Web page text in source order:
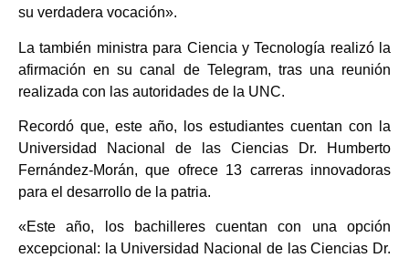
su verdadera vocación».
La también ministra para Ciencia y Tecnología realizó la
afirmación en su canal de Telegram, tras una reunión
realizada con las autoridades de la UNC.
Recordó que, este año, los estudiantes cuentan con la
Universidad Nacional de las Ciencias Dr. Humberto
Fernández-Morán, que ofrece 13 carreras innovadoras
para el desarrollo de la patria.
«Este año, los bachilleres cuentan con una opción
excepcional: la Universidad Nacional de las Ciencias Dr.